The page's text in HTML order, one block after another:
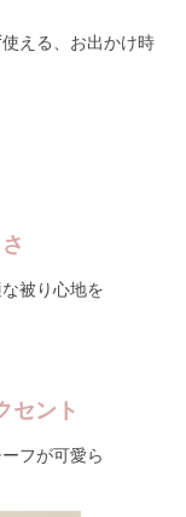
える、お出かけ時
被り心地を
セント
フが可愛ら